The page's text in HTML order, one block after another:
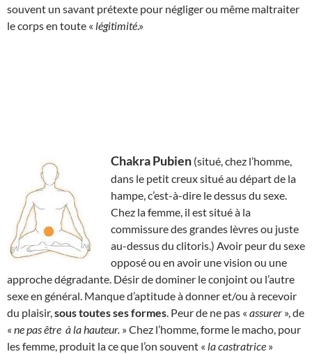
souvent un savant prétexte pour négliger ou même maltraiter
le corps en toute « légitimité.»
Chakra Pubien (situé, chez l’homme,
dans le petit creux situé au départ de la
hampe, c’est-à-dire le dessus du sexe.
Chez la femme, il est situé à la
commissure des grandes lèvres ou juste
au-dessus du clitoris.) Avoir peur du sexe
opposé ou en avoir une vision ou une
approche dégradante. Désir de dominer le conjoint ou l’autre
sexe en général. Manque d’aptitude à donner et/ou à recevoir
du plaisir,sous toutes ses formes. Peur de ne pas « assurer », de
« ne pas être à la hauteur. » Chez l’homme, forme le macho, pour
les femme, produit la ce que l’on souvent « lacastratrice »